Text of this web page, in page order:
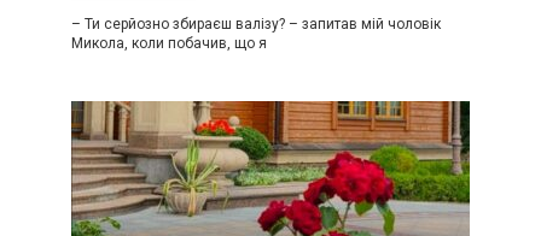
– Ти серйозно збираєш валізу? – запитав мій чоловік
Микола, коли побачив, що я